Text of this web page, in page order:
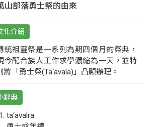
山部落勇士祭的由來
化介紹
統祖靈祭是一系列為期四個月的祭典，
今配合族人工作求學濃縮為一天，並特
將「勇士祭(Ta‘avala)」凸顯辦理。
辭典
ta‘avalra